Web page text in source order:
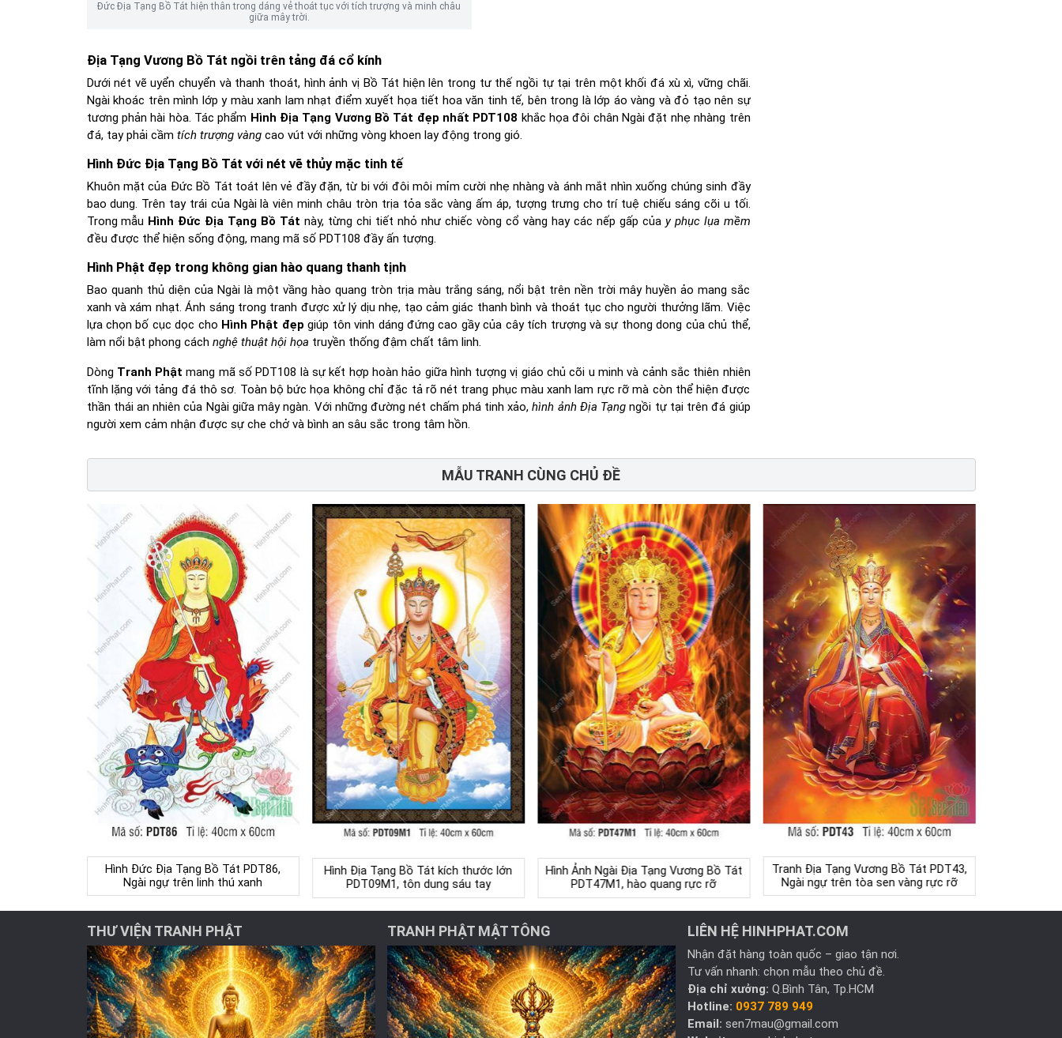
Đức Địa Tạng Bồ Tát hiện thân trong dáng vẻ thoát tục với tích trượng và minh châu
giữa mây trời.
Địa Tạng Vương Bồ Tát ngồi trên tảng đá cổ kính
Dưới nét vẽ uyển chuyển và thanh thoát, hình ảnh vị Bồ Tát hiện lên trong tư thế ngồi tự tại trên một khối đá xù xì, vững chãi.
Ngài khoác trên mình lớp y màu xanh lam nhạt điểm xuyết họa tiết hoa văn tinh tế, bên trong là lớp áo vàng và đỏ tạo nên sự
tương phản hài hòa. Tác phẩm Hình Địa Tạng Vương Bồ Tát đẹp nhất PDT108 khắc họa đôi chân Ngài đặt nhẹ nhàng trên
đá, tay phải cầm tích trượng vàngcao vút với những vòng khoen lay động trong gió.
Hình Đức Địa Tạng Bồ Tát với nét vẽ thủy mặc tinh tế
Khuôn mặt của Đức Bồ Tát toát lên vẻ đầy đặn, từ bi với đôi môi mỉm cười nhẹ nhàng và ánh mắt nhìn xuống chúng sinh đầy
bao dung. Trên tay trái của Ngài là viên minh châu tròn trịa tỏa sắc vàng ấm áp, tượng trưng cho trí tuệ chiếu sáng cõi u tối.
Trong mẫu Hình Đức Địa Tạng Bồ Tát này, từng chi tiết nhỏ như chiếc vòng cổ vàng hay các nếp gấp của y phục lụa mềm
đều được thể hiện sống động, mang mã số PDT108 đầy ấn tượng.
Hình Phật đẹp trong không gian hào quang thanh tịnh
Bao quanh thủ diện của Ngài là một vầng hào quang tròn trịa màu trắng sáng, nổi bật trên nền trời mây huyền ảo mang sắc
xanh và xám nhạt. Ánh sáng trong tranh được xử lý dịu nhẹ, tạo cảm giác thanh bình và thoát tục cho người thưởng lãm. Việc
lựa chọn bố cục dọc cho Hình Phật đẹp giúp tôn vinh dáng đứng cao gầy của cây tích trượng và sự thong dong của chủ thể,
làm nổi bật phong cách nghệ thuật hội họa truyền thống đậm chất tâm linh.
Dòng Tranh Phật mang mã số PDT108 là sự kết hợp hoàn hảo giữa hình tượng vị giáo chủ cõi u minh và cảnh sắc thiên nhiên
tĩnh lặng với tảng đá thô sơ. Toàn bộ bức họa không chỉ đặc tả rõ nét trang phục màu xanh lam rực rỡ mà còn thể hiện được
thần thái an nhiên của Ngài giữa mây ngàn. Với những đường nét chấm phá tinh xảo,hình ảnh Địa Tạng ngồi tự tại trên đá giúp
người xem cảm nhận được sự che chở và bình an sâu sắc trong tâm hồn.
MẪU TRANH CÙNG CHỦ ĐỀ
Hình Đức Địa Tạng Bồ Tát PDT86,
Ngài ngự trên linh thú xanh
Hình Địa Tạng Bồ Tát kích thước lớn
PDT09M1, tôn dung sáu tay
Hình Ảnh Ngài Địa Tạng Vương Bồ Tát
PDT47M1, hào quang rực rỡ
Tranh Địa Tạng Vương Bồ Tát PDT43,
Ngài ngự trên tòa sen vàng rực rỡ
THƯ VIỆN TRANH PHẬT TRANH PHẬT MẬT TÔNG LIÊN HỆ HINHPHAT.COM
Nhận đặt hàng toàn quốc – giao tận nơi.
Tư vấn nhanh: chọn mẫu theo chủ đề.
Địa chỉ xưởng: Q.Bình Tân, Tp.HCM
Hotline: 0937 789 949
Email: sen7mau@gmail.com